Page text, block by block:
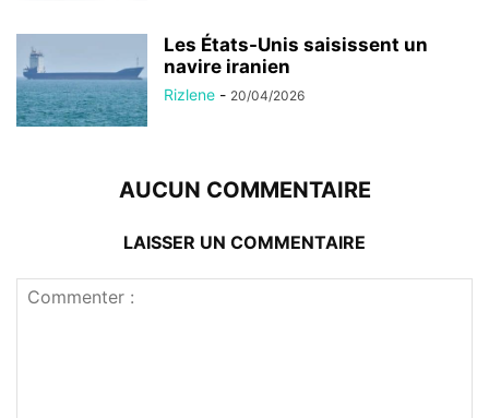
Les États-Unis saisissent un
navire iranien
Rizlene - 20/04/2026
AUCUN COMMENTAIRE
LAISSER UN COMMENTAIRE